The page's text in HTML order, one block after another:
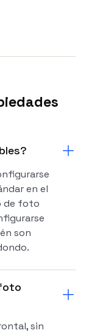
en el
de foto
son
sin